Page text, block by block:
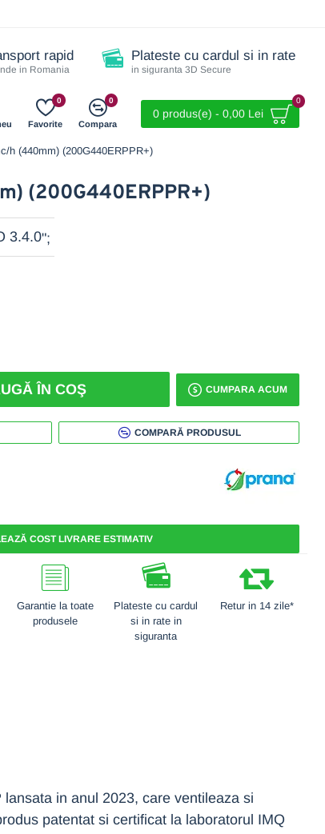
rapid
in Romania
Plateste cu cardul si in rate
in siguranta 3D Secure
Favorite
0
Compara
0
0 produs(e) - 0,00 Lei
0
h (440mm) (200G440ERPPR+)
(200G440ERPPR+)
ÎN COŞ CUMPARA ACUM
COMPARĂ PRODUSUL
";
COST LIVRARE ESTIMATIV
Garantie la toate
produsele
Plateste cu cardul
si in rate in
siguranta
Retur in 14 zile*
in anul 2023, care ventileaza si
patentat si certificat la laboratorul IMQ